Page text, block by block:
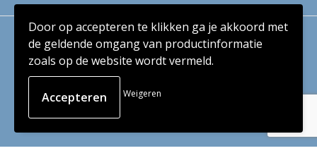
© Copyright Context BV 2024
Door op accepteren te klikken ga je akkoord met
de geldende omgang van productinformatie
zoals op de website wordt vermeld.
Weigeren